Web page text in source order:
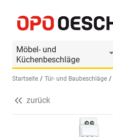
Möbel- und
Küchenbeschläge
Sprache wählen (DE)
Startseite Tür- und Baubeschläge
Produktinformationen
zurück